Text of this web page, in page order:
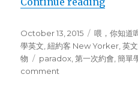
Posted
on
October 13, 2015 Categories
喂，你知道
學英文,紐約客 New Yorker,英
物
Tags
paradox,第一次約會,簡單
comment